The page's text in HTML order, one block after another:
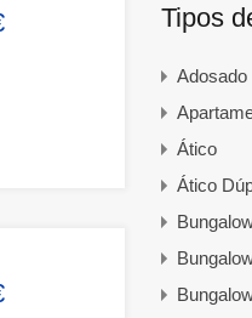
Tipos
Adosado
Ático
Ático